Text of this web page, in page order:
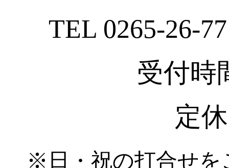
TEL 0265-26-
受付時
定
※日・祝の打合せを